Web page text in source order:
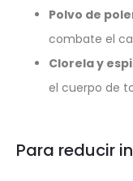
Polvo de
combate el
Clorela y
el cuerpo de
Para reducir